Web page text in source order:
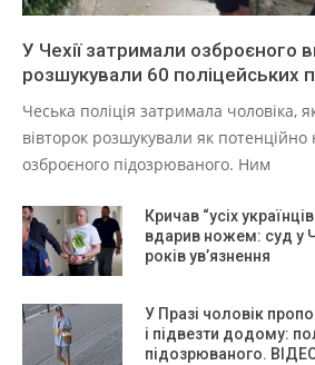
У Чехії затримали озброєного
розшукували 60 поліцейських
Чеська поліція затримала чоловіка,
вівторок розшукували як
озброєного підозрюваного. Ним
Кричав “усіх
вдарив ножем: суд у
років ув’язнення
У Празі чоловік
і підвезти додому:
підозрюваного.